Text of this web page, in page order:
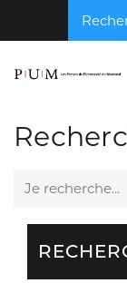
Je recherche...